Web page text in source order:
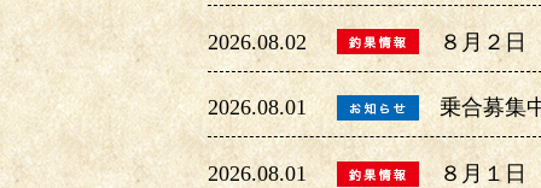
2026.08.02 ８月２日
2026.08.01 乗合募集
2026.08.01 ８月１日